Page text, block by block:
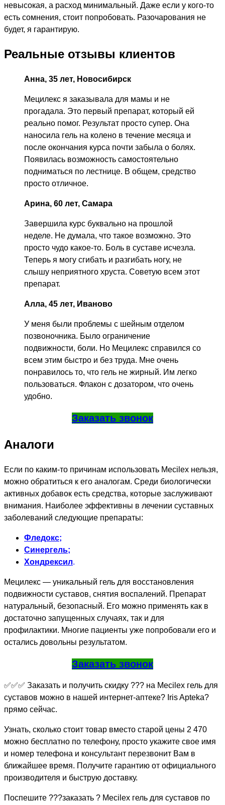
невысокая, а расход минимальный. Даже если у кого-то
есть сомнения, стоит попробовать. Разочарования не
будет, я гарантирую.
Реальные отзывы клиентов
Анна, 35 лет, Новосибирск
Мецилекс я заказывала для мамы и не
прогадала. Это первый препарат, который ей
реально помог. Результат просто супер. Она
наносила гель на колено в течение месяца и
после окончания курса почти забыла о болях.
Появилась возможность самостоятельно
подниматься по лестнице. В общем, средство
просто отличное.
Арина, 60 лет, Самара
Завершила курс буквально на прошлой
неделе. Не думала, что такое возможно. Это
просто чудо какое-то. Боль в суставе исчезла.
Теперь я могу сгибать и разгибать ногу, не
слышу неприятного хруста. Советую всем этот
препарат.
Алла, 45 лет, Иваново
У меня были проблемы с шейным отделом
позвоночника. Было ограничение
подвижности, боли. Но Мецилекс справился со
всем этим быстро и без труда. Мне очень
понравилось то, что гель не жирный. Им легко
пользоваться. Флакон с дозатором, что очень
удобно.
Заказать звонок
Аналоги
Если по каким-то причинам использовать Mecilex нельзя,
можно обратиться к его аналогам. Среди биологически
активных добавок есть средства, которые заслуживают
внимания. Наиболее эффективны в лечении суставных
заболеваний следующие препараты:
Фледокс;
Синергель;
Хондрексил.
Мецилекс — уникальный гель для восстановления
подвижности суставов, снятия воспалений. Препарат
натуральный, безопасный. Его можно применять как в
достаточно запущенных случаях, так и для
профилактики. Многие пациенты уже попробовали его и
остались довольны результатом.
Заказать звонок
✅✅✅ Заказать и получить скидку ??? на Mecilex гель для
суставов можно в нашей интернет-аптеке? Iris Apteka?
прямо сейчас.
Узнать, сколько стоит товар вместо старой цены 2 470
можно бесплатно по телефону, просто укажите свое имя
и номер телефона и консультант перезвонит Вам в
ближайшее время. Получите гарантию от официального
производителя и быструю доставку.
Поспешите ???заказать ? Mecilex гель для суставов по